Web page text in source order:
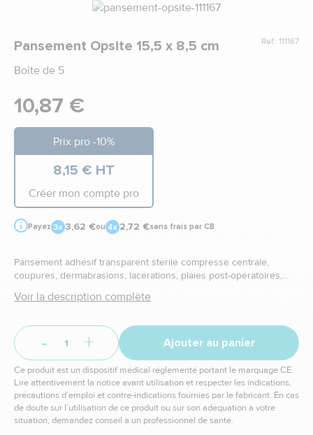
Pansement Opsite 15,5 x 8,5 cm
Boîte de 5
Ref.: 111167
10,87 €
Prix pro -10%
8,15 € HT
Créer mon compte pro
Payez 3,62 €ou 2,72 €sans frais par CB
Pansement adhésif transparent stérile compresse centrale,
coupures, dermabrasions, lacérations, plaies post-opératoires,
Voir la description complète
- + Ajouter au panier
Ce produit est un dispositif médical réglementé portant le marquage CE.
Lire attentivement la notice avant utilisation et respecter les indications,
précautions d’emploi et contre-indications fournies par le fabricant. En cas
de doute sur l’utilisation de ce produit ou sur son adéquation à votre
situation, demandez conseil à un professionnel de santé.